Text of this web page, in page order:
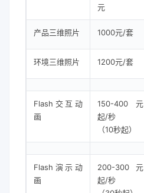
元
产品三维照片 1000元/套
环境三维照片 1200元/套
Flash交互动
画
150-400元
起/秒
（10秒起）
Flash演示动
画
200-300元
起/秒